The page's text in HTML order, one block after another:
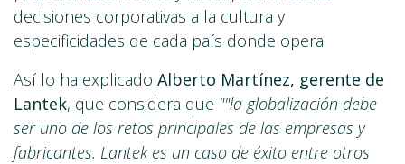
decisiones corporativas a la cultura y
especificidades de cada país donde opera.
Así lo ha explicado Alberto Martínez, gerente de
Lantek, que considera que ""la globalización debe
ser uno de los retos principales de las empresas y
fabricantes. Lantek es un caso de éxito entre otros